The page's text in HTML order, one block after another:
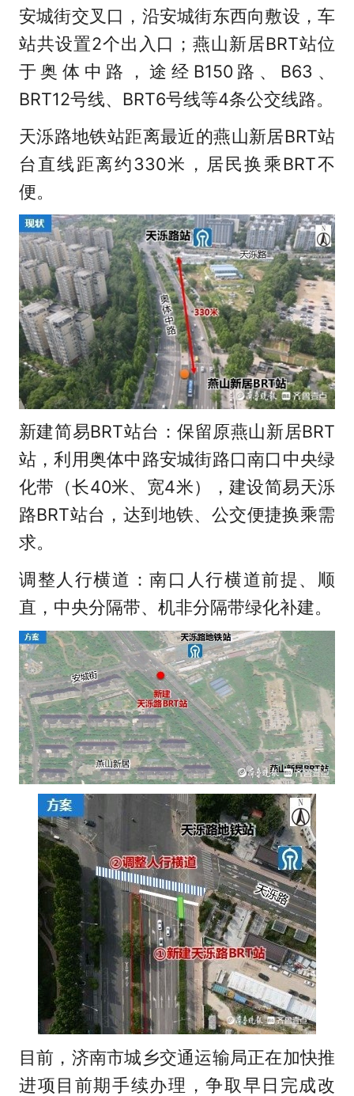
安城街交叉口，沿安城街东西向敷设，车
站共设置2个出入口；燕山新居BRT站位
于奥体中路，途经B150路、B63、
BRT12号线、BRT6号线等4条公交线路。
天泺路地铁站距离最近的燕山新居BRT站
台直线距离约330米，居民换乘BRT不
便。
新建简易BRT站台：保留原燕山新居BRT
站，利用奥体中路安城街路口南口中央绿
化带（长40米、宽4米），建设简易天泺
路BRT站台，达到地铁、公交便捷换乘需
求。
调整人行横道：南口人行横道前提、顺
直，中央分隔带、机非分隔带绿化补建。
目前，济南市城乡交通运输局正在加快推
进项目前期手续办理，争取早日完成改